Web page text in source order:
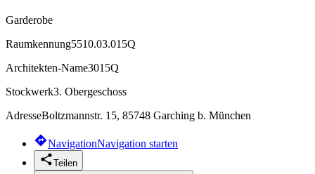
Garderobe
Raumkennung5510.03.015Q
Architekten-Name3015Q
Stockwerk3. Obergeschoss
AdresseBoltzmannstr. 15, 85748 Garching b. München
NavigationNavigation starten
Teilen